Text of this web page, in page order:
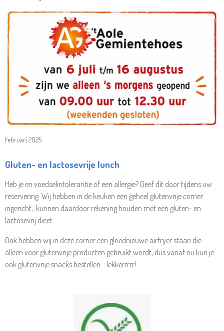
Februari 2025
Gluten- en lactosevrije lunch
Heb je en voedselintolerantie of een allergie? Geef dit door tijdens uw
reservering. Wij hebben in de keuken een geheel glutenvrije corner
ingericht, kunnen daardoor rekening houden met een gluten- en
lactosevrij dieet.
Ook hebben wij in deze corner een gloednieuwe airfryer staan die
alleen voor glutenvrije producten gebruikt wordt, dus vanaf nu kun je
ook glutenvrije snacks bestellen... lekkerrrrr!